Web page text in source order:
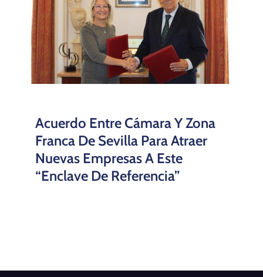
Acuerdo Entre Cámara Y Zona
Franca De Sevilla Para Atraer
Nuevas Empresas A Este
“enclave De Referencia”